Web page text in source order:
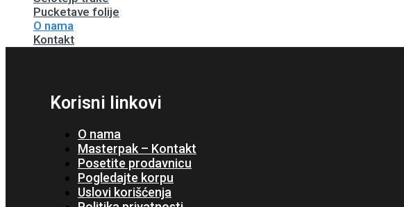
Pucketave folije
O nama
Kontakt
Korisni linkovi
O nama
Masterpak – Kontakt
Posetite prodavnicu
Pogledajte korpu
Uslovi korišćenja